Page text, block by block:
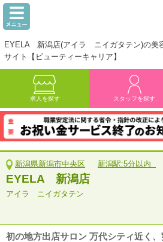
EYELA 新潟店(アイラ ニイガタテン)の美
サイト【ビューティーキャリア】
求人を探す スタッフを探す
新潟県新潟市中央区 新潟駅:5分以内
EYELA 新潟店
アイラ ニイガタテン
初の地方出店サロン 万代シティ近く